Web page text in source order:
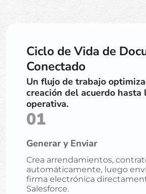
Ciclo de Vida de
Conectado
Un flujo de trabajo
creación del acuerdo hasta
operativa.
01
Generar y Enviar
Crea arrendamientos,
automáticamente, luego
firma electrónica
Salesforce.